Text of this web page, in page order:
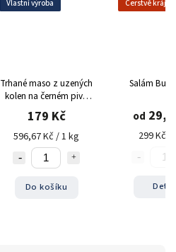
Vlastní výroba
Trhané maso z uzených
kolen na černém pivu
300g
179 Kč
596,67 Kč / 1 kg
Do košíku
Čerstvě
Salám
od
299 Kč /